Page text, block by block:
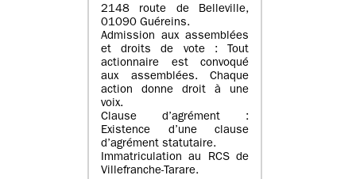
2148 route de Belleville,
01090 Guéreins.
Admission aux assemblées
et droits de vote : Tout
actionnaire est convoqué
aux assemblées. Chaque
action donne droit à une
voix.
Clause d’agrément :
Existence d’une clause
d’agrément statutaire.
Immatriculation au RCS de
Villefranche-Tarare.